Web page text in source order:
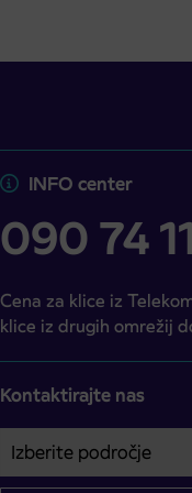
INFO center
090 74
Cena za klice iz
klice iz drugih omrežij
Kontaktirajte nas
Izberite področje
Področje je obvezno